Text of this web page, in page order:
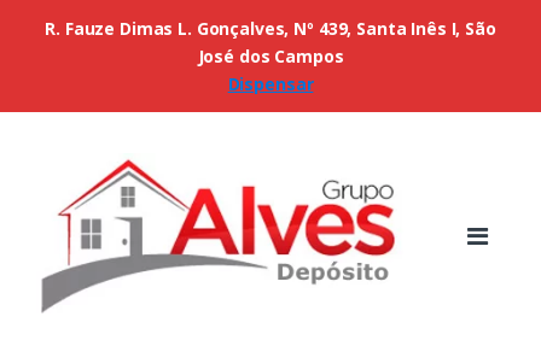
R. Fauze Dimas L. Gonçalves, Nº 439, Santa Inês I, São
José dos Campos
Dispensar